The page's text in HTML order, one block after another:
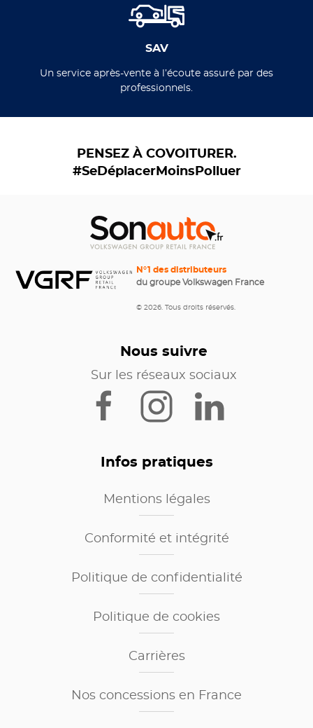
SAV
Un service après-vente à l’écoute assuré par des
professionnels.
PENSEZ À COVOITURER.
#SeDéplacerMoinsPolluer
N°1 des distributeurs
du groupe Volkswagen France
© 2026. Tous droits réservés.
Nous suivre
Sur les réseaux sociaux
Infos pratiques
Mentions légales
Conformité et intégrité
Politique de confidentialité
Politique de cookies
Carrières
Nos concessions en France